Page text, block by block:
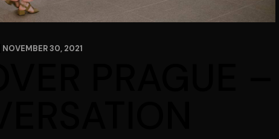
NOVEMBER 30, 2021